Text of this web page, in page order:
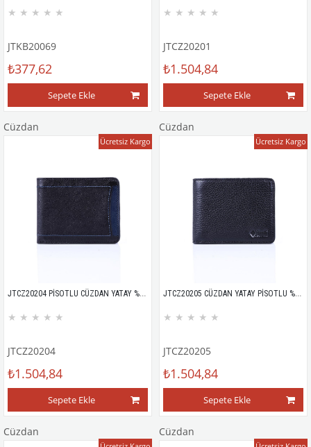
★ ★ ★ ★ ★
JTKB20069
₺377,62
Sepete Ekle
★ ★ ★ ★ ★
JTCZ20201
₺1.504,84
Sepete Ekle
Cüzdan
JTCZ20204 PİSOTLU CÜZDAN YATAY %100 HAKİKİ DERİ MİCRO FLOTER
★ ★ ★ ★ ★
JTCZ20204
₺1.504,84
Sepete Ekle
Ücretsiz Kargo
Cüzdan
JTCZ20205 CÜZDAN YATAY PİSOTLU %100 HAKİKİ DERİ FLOTER DESEN
★ ★ ★ ★ ★
JTCZ20205
₺1.504,84
Sepete Ekle
Ücretsiz Kargo
Cüzdan Cüzdan